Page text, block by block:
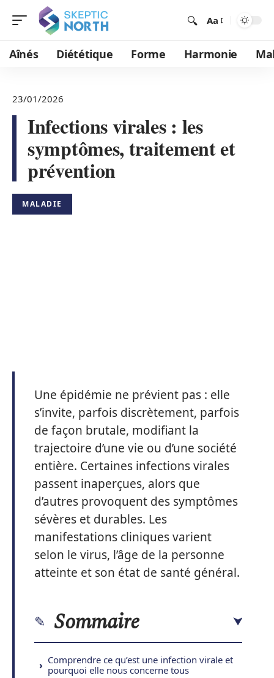
Aa
Aînés Diététique Forme Harmonie
23/01/2026
Infections virales : les
symptômes, traitement et
prévention
MALADIE
Une épidémie ne prévient pas : elle
s’invite, parfois discrètement, parfois
de façon brutale, modifiant la
trajectoire d’une vie ou d’une société
entière. Certaines infections virales
passent inaperçues, alors que
d’autres provoquent des symptômes
sévères et durables. Les
manifestations cliniques varient
selon le virus, l’âge de la personne
atteinte et son état de santé général.
Sommaire
Comprendre ce qu’est une infection virale et
pourquoi elle nous concerne tous